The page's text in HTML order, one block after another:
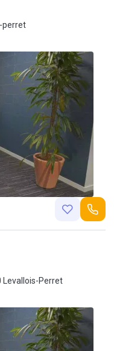
perret
Pompidou, 92300 Levallois-Perret